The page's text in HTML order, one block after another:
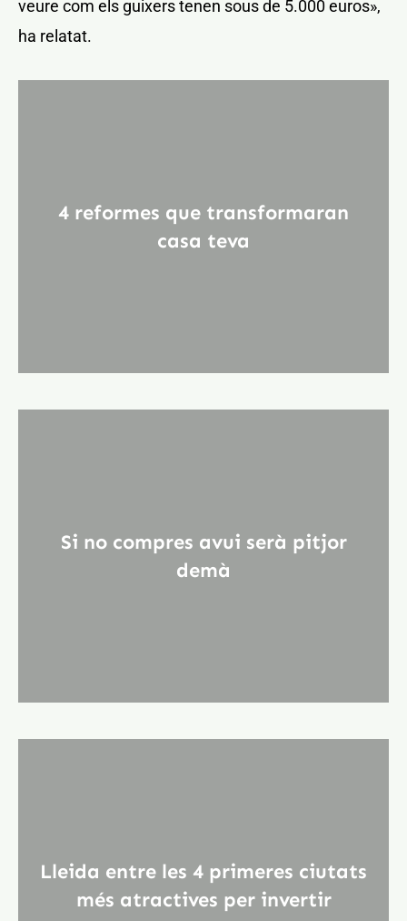
veure com els guixers tenen sous de 5.000 euros»,
ha relatat.
4 reformes que transformaran
casa teva
Si no compres avui serà pitjor
demà
Lleida entre les 4 primeres ciutats
més atractives per invertir